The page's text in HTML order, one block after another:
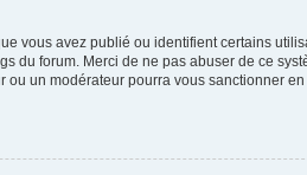
vous avez publié ou identifient certains
du forum. Merci de ne pas abuser de ce
un modérateur pourra vous sanctionner